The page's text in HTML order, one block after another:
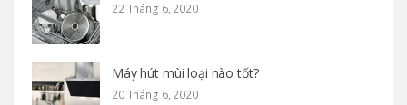
22 Tháng 6, 2020
Máy hút mùi loại nào tốt?
20 Tháng 6, 2020